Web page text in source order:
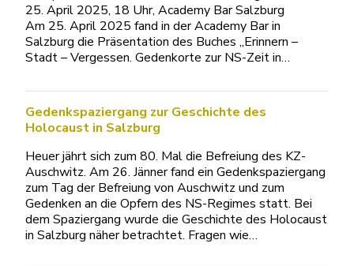
25. April 2025, 18 Uhr, Academy Bar Salzburg
Am 25. April 2025 fand in der Academy Bar in
Salzburg die Präsentation des Buches „Erinnern –
Stadt – Vergessen. Gedenkorte zur NS-Zeit in…
Gedenkspaziergang zur Geschichte des
Holocaust in Salzburg
Heuer jährt sich zum 80. Mal die Befreiung des KZ-
Auschwitz. Am 26. Jänner fand ein Gedenkspaziergang
zum Tag der Befreiung von Auschwitz und zum
Gedenken an die Opfern des NS-Regimes statt. Bei
dem Spaziergang wurde die Geschichte des Holocaust
in Salzburg näher betrachtet. Fragen wie…